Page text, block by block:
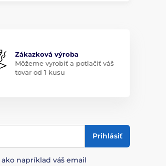
Zákazková výroba
Môžeme vyrobiť a potlačiť váš
tovar od 1 kusu
Prihlásiť
ako napríklad váš email